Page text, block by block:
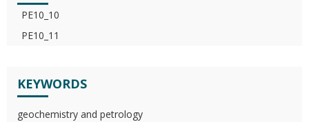
PE10_10
PE10_11
KEYWORDS
geochemistry and petrology